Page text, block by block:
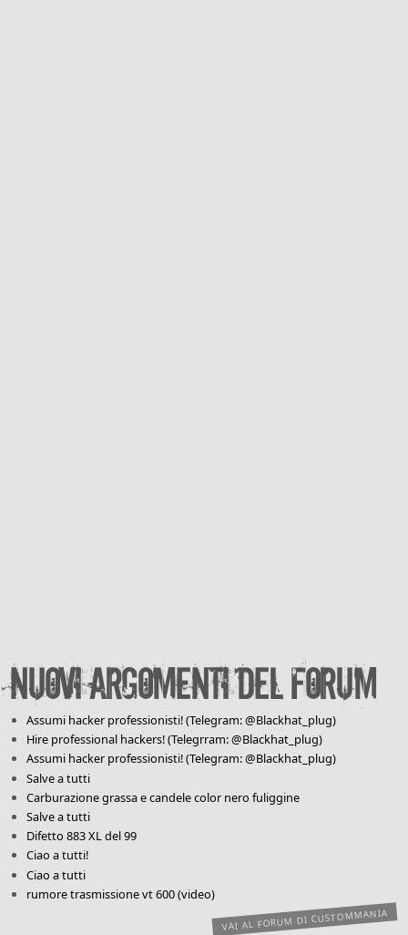
Nuovi argomenti del forum
Assumi hacker professionisti! (Telegram: @Blackhat_plug)
Hire professional hackers! (Telegrram: @Blackhat_plug)
Assumi hacker professionisti! (Telegram: @Blackhat_plug)
Salve a tutti
Carburazione grassa e candele color nero fuliggine
Salve a tutti
Difetto 883 XL del 99
Ciao a tutti!
Ciao a tutti
rumore trasmissione vt 600 (video)
VAI AL FORUM DI CUSTOMMANIA